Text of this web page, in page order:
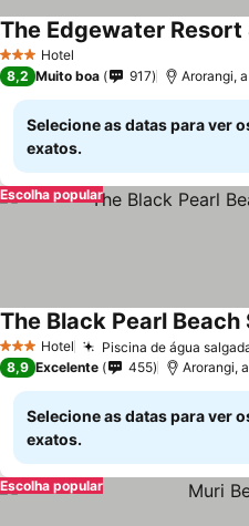
3 EstrelasHotel
The Edgewater Resort
8,2 Muito boa 917 Arorangi,
Selecione as datas para ver
exatos.
Escolha popular
3 EstrelasHotel Piscina de água
The Black Pearl
8,9 Excelente 455 Arorangi,
Selecione as datas para ver
exatos.
Escolha popular